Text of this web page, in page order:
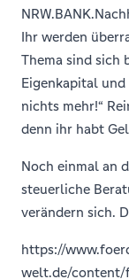
Ihr werden
Thema sind sich
Eigenkapital
nichts mehr!“
denn ihr habt
Noch einmal an
steuerliche
verändern sich.
https://
welt.de/